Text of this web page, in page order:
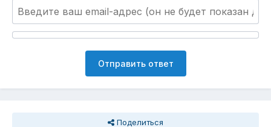
Отправить ответ
Поделиться